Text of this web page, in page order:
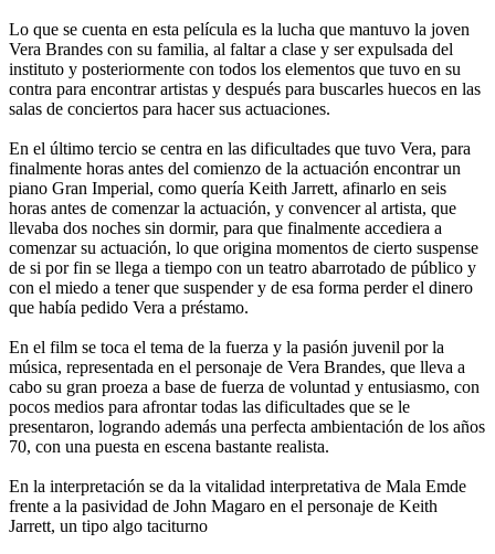
Lo que se cuenta en esta película es la lucha que mantuvo la joven
Vera Brandes con su familia, al faltar a clase y ser expulsada del
instituto y posteriormente con todos los elementos que tuvo en su
contra para encontrar artistas y después para buscarles huecos en las
salas de conciertos para hacer sus actuaciones.
En el último tercio se centra en las dificultades que tuvo Vera, para
finalmente horas antes del comienzo de la actuación encontrar un
piano Gran Imperial, como quería Keith Jarrett, afinarlo en seis
horas antes de comenzar la actuación, y convencer al artista, que
llevaba dos noches sin dormir, para que finalmente accediera a
comenzar su actuación, lo que origina momentos de cierto suspense
de si por fin se llega a tiempo con un teatro abarrotado de público y
con el miedo a tener que suspender y de esa forma perder el dinero
que había pedido Vera a préstamo.
En el film se toca el tema de la fuerza y la pasión juvenil por la
música, representada en el personaje de Vera Brandes, que lleva a
cabo su gran proeza a base de fuerza de voluntad y entusiasmo, con
pocos medios para afrontar todas las dificultades que se le
presentaron, logrando además una perfecta ambientación de los años
70, con una puesta en escena bastante realista.
En la interpretación se da la vitalidad interpretativa de Mala Emde
frente a la pasividad de John Magaro en el personaje de Keith
Jarrett, un tipo algo taciturno